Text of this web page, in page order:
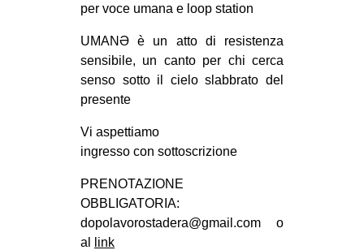
MOVIMENTI
AMBIENTE
ANTIFASCISMO
DIRITTO ALL’ABITARE
MIGRAZIONI
PRECARIATO
REPRESSIONE
STUDENTI
per voce umana e loop station
UMANƏ è un atto di resistenza
sensibile, un canto per chi cerca
senso sotto il cielo slabbrato del
presente
Vi aspettiamo
ingresso con sottoscrizione
PRENOTAZIONE
OBBLIGATORIA:
dopolavorostadera@gmail.com o
al
link